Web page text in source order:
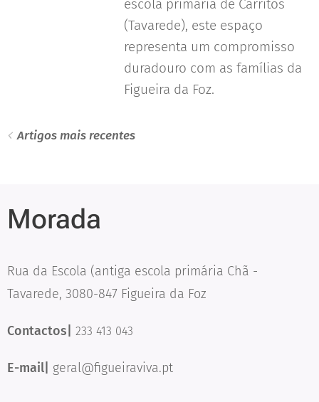
escola primária de Carritos
(Tavarede), este espaço
representa um compromisso
duradouro com as famílias da
Figueira da Foz.
Artigos mais recentes
Morada
Rua da Escola (antiga escola primária Chã -
Tavarede, 3080-847 Figueira da Foz
Contactos| 233 413 043
E-mail| geral@figueiraviva.pt